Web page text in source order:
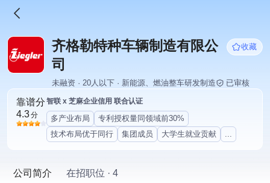
齐格勒特种车辆制造有限公
司
收藏
未融资 · 20人以下 · 新能源、燃油整车研发制造 已审核
靠谱分
4.3分
智联 x 芝麻企业信用 联合认证
多产业布局
专利授权量同领域前30%
技术布局优于同行
集团成员 大学生就业贡献 ...
公司简介 在招职位 · 4